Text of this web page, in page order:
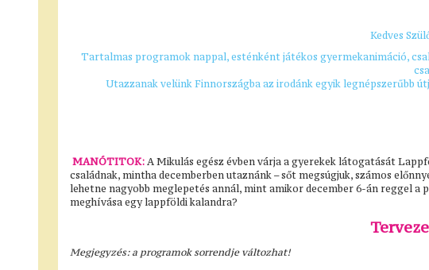
Kedves
Tartalmas programok nappal, esténként játékos gyermekanimáció,
Utazzanak velünk Finnországba az irodánk egyik legnépszerűbb
MANÓTITOK: A Mikulás egész évben várja a gyerekek látogatását
családnak, mintha decemberben utaznánk – sőt megsúgjuk, számos
lehetne nagyobb meglepetés annál, mint amikor december 6-án reggel
meghívása egy lappföldi kalandra?
Megjegyzés: a programok sorrendje változhat!